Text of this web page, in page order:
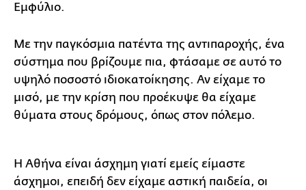
Εμφύλιο.
Με την παγκόσμια πατέντα της αντιπαροχής, ένα
σύστημα που βρίζουμε πια, φτάσαμε σε αυτό το
υψηλό ποσοστό ιδιοκατοίκησης. Αν είχαμε το
μισό, με την κρίση που προέκυψε θα είχαμε
θύματα στους δρόμους, όπως στον πόλεμο.
Η Αθήνα είναι άσχημη γιατί εμείς είμαστε
άσχημοι, επειδή δεν είχαμε αστική παιδεία, οι